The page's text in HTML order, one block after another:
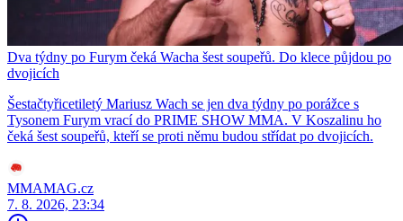
Dva týdny po Furym čeká Wacha šest soupeřů. Do klece půjdou po
dvojicích
Šestačtyřicetiletý Mariusz Wach se jen dva týdny po porážce s
Tysonem Furym vrací do PRIME SHOW MMA. V Koszalinu ho
čeká šest soupeřů, kteří se proti němu budou střídat po dvojicích.
MMAMAG.cz
7. 8. 2026, 23:34